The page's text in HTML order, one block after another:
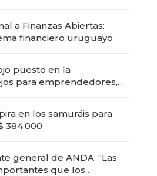
a Finanzas Abiertas:
financiero uruguayo
puesto en la
para emprendedores,
en los samuráis para
384.000
general de ANDA: “Las
que los